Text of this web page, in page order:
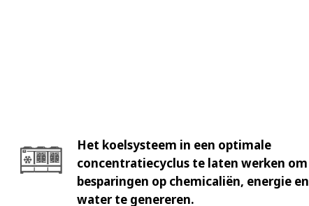
Het koelsysteem in een optimale
concentratiecyclus te laten werken om
besparingen op chemicaliën, energie en
water te genereren.